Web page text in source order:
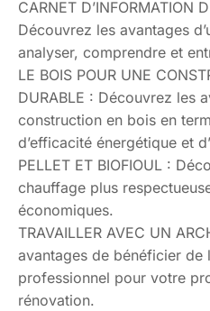
CARNET D’INFORMATION
Découvrez les avantages
analyser, comprendre et
LE BOIS POUR UNE
DURABLE : Découvrez les
construction en bois en
d’efficacité énergétique et
PELLET ET BIOFIOUL :
chauffage plus
économiques.
TRAVAILLER AVEC UN
avantages de bénéficier de
professionnel pour votre
rénovation.